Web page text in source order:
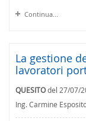
Continua...
La gestione
lavoratori
QUESITOdel 27/07/
Ing. Carmine